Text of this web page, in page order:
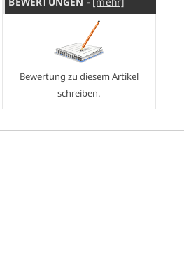
Bewertung zu diesem Artikel
schreiben.